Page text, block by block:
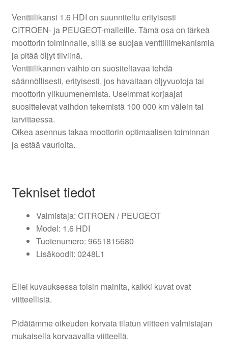
Venttiilikansi 1.6 HDI on suunniteltu erityisesti
CITROEN- ja PEUGEOT-malleille. Tämä osa on tärkeä
moottorin toiminnalle, sillä se suojaa venttiilimekanismia
ja pitää öljyt tiiviinä.
Venttiilikannen vaihto on suositeltavaa tehdä
säännöllisesti, erityisesti, jos havaitaan öljyvuotoja tai
moottorin ylikuumenemista. Useimmat korjaajat
suosittelevat vaihdon tekemistä 100 000 km välein tai
tarvittaessa.
Oikea asennus takaa moottorin optimaalisen toiminnan
ja estää vaurioita.
Tekniset tiedot
Valmistaja: CITROEN / PEUGEOT
Model: 1.6 HDI
Tuotenumero: 9651815680
Lisäkoodit: 0248L1
Ellei kuvauksessa toisin mainita, kaikki kuvat ovat
viitteellisiä.
Pidätämme oikeuden korvata tilatun viitteen valmistajan
mukaisella korvaavalla viitteellä.